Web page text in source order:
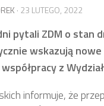
· 23 LUTEGO, 2022
pytali ZDM o stan
wskazują nowe
z
informuje, że